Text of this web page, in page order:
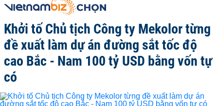
Khởi tố Chủ tịch Công ty Mekolor từng
đề xuất làm dự án đường sắt tốc độ
cao Bắc - Nam 100 tỷ USD bằng vốn tự
có